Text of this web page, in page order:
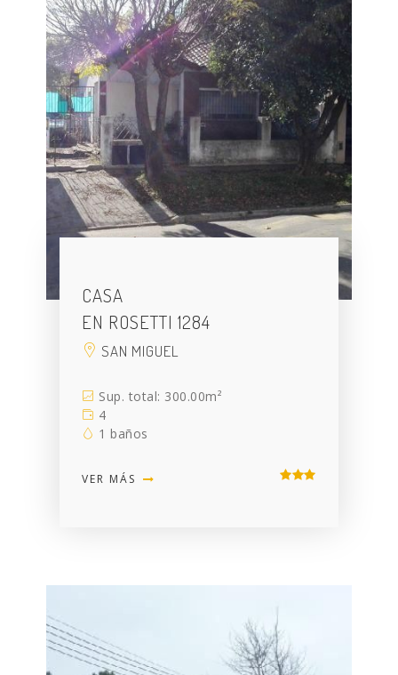
CASA
EN ROSETTI 1284
SAN MIGUEL
Sup. total: 300.00m²
4
1 baños
VER MÁS